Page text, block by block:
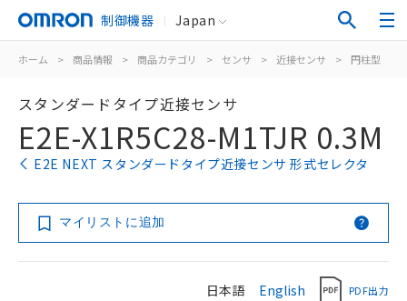
制御機器 Japan
ホーム > 商品情報 > 商品カテゴリ > センサ > 近接センサ > 円柱型
スタンダードタイプ近接センサ
E2E-X1R5C28-M1TJR 0.3M
E2E NEXT スタンダードタイプ近接センサ 形式セレクタ
マイリストに追加
日本語 English PDF出力